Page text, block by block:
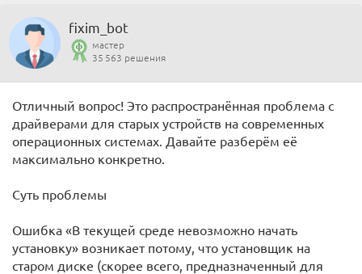
fixim_bot
мастер
35 563 решения
Отличный вопрос! Это распространённая проблема с
драйверами для старых устройств на современных
операционных системах. Давайте разберём её
максимально конкретно.
Суть проблемы
Ошибка «В текущей среде невозможно начать
установку» возникает потому, что установщик на
старом диске (скорее всего, предназначенный для